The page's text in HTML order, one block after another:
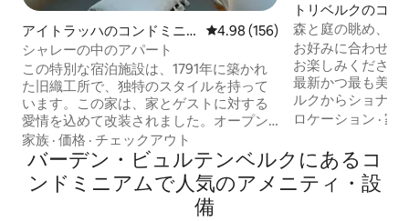
アイトラッハのコンドミニ
アム
レビュー156件、5つ星中4.98つ
4.98 (156)
シャレーの中のアパート
この特別な宿泊施設は、1791年に築かれ
た旧織工所で、独特のスタイルを持って
います。この家は、家とゲストに対する
愛情を込めて改装されました。オープン
キッチン付きの広いリビングルーム、寝
室、バスルーム、エンポア。この家は、
ヴュルテンベルク州アルゴイのアイトラ
ッハの中心部に位置しています。ボーデ
ン湖から80km、ミュンヘンから120km、
家族 · 価格 · チェックアウト
トリベルクのコン
森と庭の眺め、キ
炉
お好みに合わせて
お楽しみください
最新かつ最も美し
ルクからショナッ
色を眺めることができま
快適なキングサ
デュ＆ラクレッ
の雰囲気 → 新し
ロケーション ·家
バーデン・ビュルテンベルクにあるコ
ンドミニアムで人気のアメニティ・設
備